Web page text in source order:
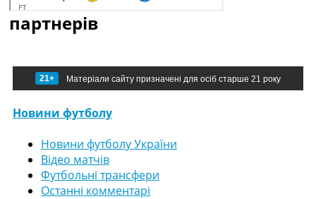
партнерів
21+ Матеріали сайту призначені для осіб старше 21 року
Новини футболу
Новини футболу України
Відео матчів
Футбольні трансфери
Останні комментарі